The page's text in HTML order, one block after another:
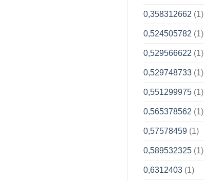
0,358312662 (1)
0,524505782 (1)
0,529566622 (1)
0,529748733(1)
0,551299975(1)
0,565378562 (1)
0,57578459(1)
0,589532325(1)
0,6312403(1)